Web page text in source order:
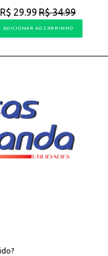
R$ 29.99 R$ 34.99
ADICIONAR AO CARRINHO